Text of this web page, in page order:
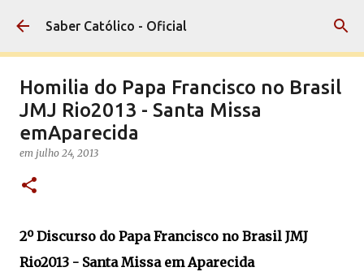
Pular para o conteúdo principal
Saber Católico - Oficial
Homilia do Papa Francisco no Brasil
JMJ Rio2013 - Santa Missa
emAparecida
em julho 24, 2013
2º Discurso do Papa Francisco no Brasil JMJ
Rio2013 - Santa Missa em Aparecida